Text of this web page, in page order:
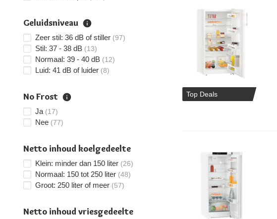
Top Deals
Geluidsniveau
Zeer stil: 36 dB of stiller (97)
Stil: 37 - 38 dB (13)
Normaal: 39 - 40 dB (12)
Luid: 41 dB of luider (8)
No Frost
Ja (17)
Nee (77)
Netto inhoud koelgedeelte
Klein: minder dan 150 liter (26)
Normaal: 150 tot 250 liter (48)
Groot: 250 liter of meer (57)
Netto inhoud vriesgedeelte